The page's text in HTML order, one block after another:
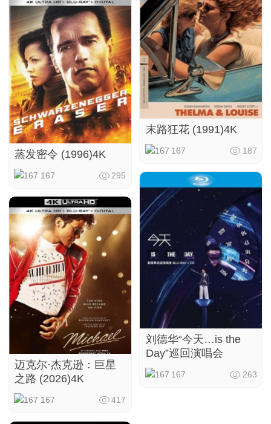
蒸发密令 (1996)4K
167 295
迈克尔·杰克逊：巨星
之路 (2026)4K
167 417
末路狂花 (1991)4K
167 187
刘德华“今天…is the
Day”巡回演唱会
167 263